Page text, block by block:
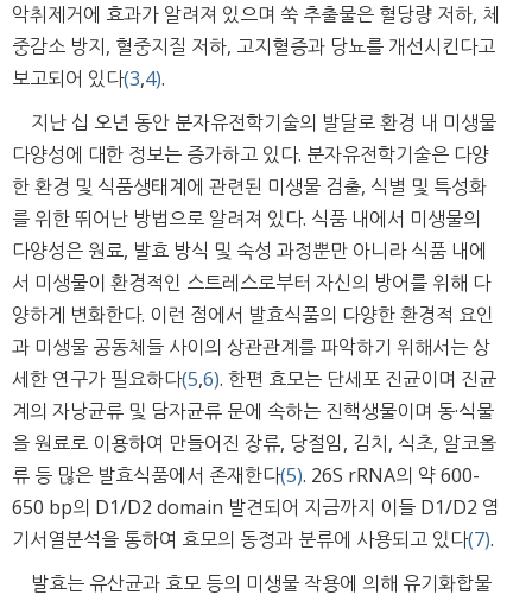
악취제거에 효과가 알려져 있으며 쑥 추출물은 혈당량 저하, 체
중감소 방지, 혈중지질 저하, 고지혈증과 당뇨를 개선시킨다고
보고되어 있다(3,4).
지난 십 오년 동안 분자유전학기술의 발달로 환경 내 미생물
다양성에 대한 정보는 증가하고 있다. 분자유전학기술은 다양
한 환경 및 식품생태계에 관련된 미생물 검출, 식별 및 특성화
를 위한 뛰어난 방법으로 알려져 있다. 식품 내에서 미생물의
다양성은 원료, 발효 방식 및 숙성 과정뿐만 아니라 식품 내에
서 미생물이 환경적인 스트레스로부터 자신의 방어를 위해 다
양하게 변화한다. 이런 점에서 발효식품의 다양한 환경적 요인
과 미생물 공동체들 사이의 상관관계를 파악하기 위해서는 상
세한 연구가 필요하다(5,6). 한편 효모는 단세포 진균이며 진균
계의 자낭균류 및 담자균류 문에 속하는 진핵생물이며 동·식물
을 원료로 이용하여 만들어진 장류, 당절임, 김치, 식초, 알코올
류 등 많은 발효식품에서 존재한다(5). 26S rRNA의 약 600-
650 bp의 D1/D2 domain 발견되어 지금까지 이들 D1/D2 염
기서열분석을 통하여 효모의 동정과 분류에 사용되고 있다(7).
발효는 유산균과 효모 등의 미생물 작용에 의해 유기화합물